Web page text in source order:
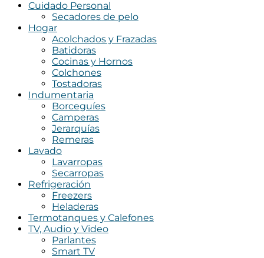
Cuidado Personal
Secadores de pelo
Hogar
Acolchados y Frazadas
Batidoras
Cocinas y Hornos
Colchones
Tostadoras
Indumentaria
Borceguíes
Camperas
Jerarquías
Remeras
Lavado
Lavarropas
Secarropas
Refrigeración
Freezers
Heladeras
Termotanques y Calefones
TV, Audio y Video
Parlantes
Smart TV